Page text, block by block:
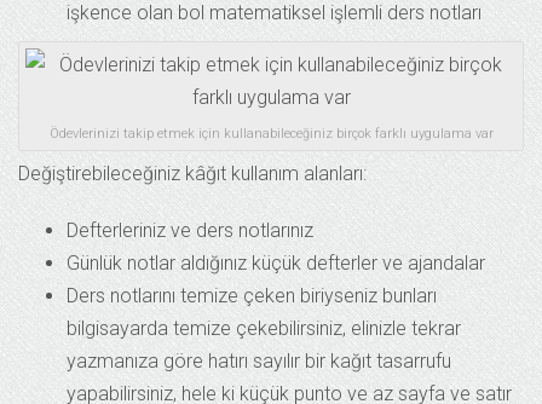
işkence olan bol matematiksel işlemli ders notları
Ödevlerinizi takip etmek için kullanabileceğiniz birçok farklı uygulama var
Değiştirebileceğiniz kâğıt kullanım alanları:
Defterleriniz ve ders notlarınız
Günlük notlar aldığınız küçük defterler ve ajandalar
Ders notlarını temize çeken biriyseniz bunları
bilgisayarda temize çekebilirsiniz, elinizle tekrar
yazmanıza göre hatırı sayılır bir kağıt tasarrufu
yapabilirsiniz, hele ki küçük punto ve az sayfa ve satır